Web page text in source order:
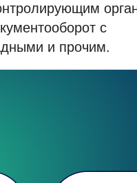
с
и прочим.